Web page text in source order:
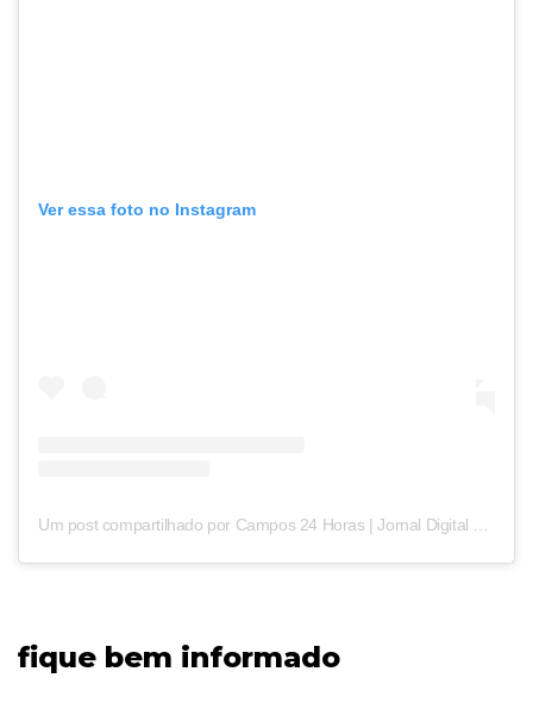
Ver essa foto no Instagram
fique bem informado